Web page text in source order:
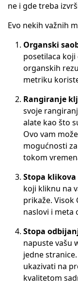
ne i gde treba
Evo nekih važnih
Organski
posetilaca
organskih
metriku
Rangiranje
svoje
alate kao što
Ovo vam
mogućnosti
tokom
Stopa klikova
koji kliknu na
prikaže. Visok
naslovi i meta
Stopa
napuste vašu
jedne
ukazivati na
kvalitetom